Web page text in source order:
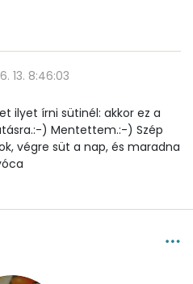
13. 8:46:03
ilyet írni sütinél: akkor ez a
) Mentettem.:-) Szép
végre süt a nap, és maradna